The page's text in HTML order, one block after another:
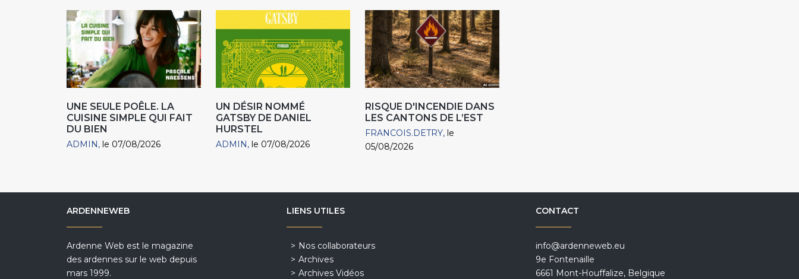
UNE SEULE POÊLE. LA
CUISINE SIMPLE QUI FAIT
DU BIEN
ADMIN le 07/08/2026
UN DÉSIR NOMMÉ
GATSBY DE DANIEL
HURSTEL
ADMIN le 07/08/2026
RISQUE D'INCENDIE DANS
LES CANTONS DE L’EST
FRANCOIS.DETRY le
05/08/2026
ARDENNEWEB
Ardenne Web est le magazine
des ardennes sur le web depuis
mars 1999.
LIENS UTILES
Nos collaborateurs
Archives
Archives Vidéos
CONTACT
info@ardenneweb.eu
9e Fontenaille
6661 Mont-Houffalize, Belgique